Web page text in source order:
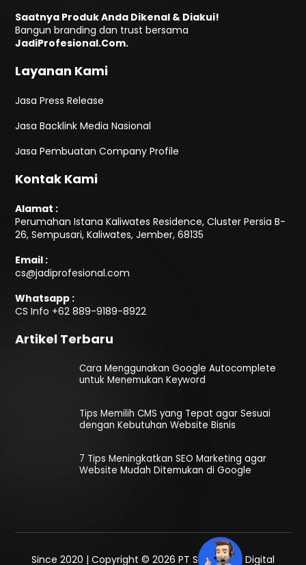
Saatnya Produk Anda Dikenal & Diakui!
Bangun branding dan trust bersama
JadiProfesional.Com.
Layanan Kami
Jasa Press Release
Jasa Backlink Media Nasional
Jasa Pembuatan Company Profile
Kontak Kami
Alamat :
Perumahan Istana Kaliwates Residence, Cluster Persia B-
26, Sempusari, Kaliwates, Jember, 68135
Email :
cs@jadiprofesional.com
Whatsapp :
CS Info +62 889-9189-8922
Artikel Terbaru
Cara Menggunakan Google Autocomplete
untuk Menemukan Keyword
Tips Memilih CMS yang Tepat agar Sesuai
dengan Kebutuhan Website Bisnis
7 Tips Meningkatkan SEO Marketing agar
Website Mudah Ditemukan di Google
Since 2020 | Copyright © 2026 PT SEO Media Digital